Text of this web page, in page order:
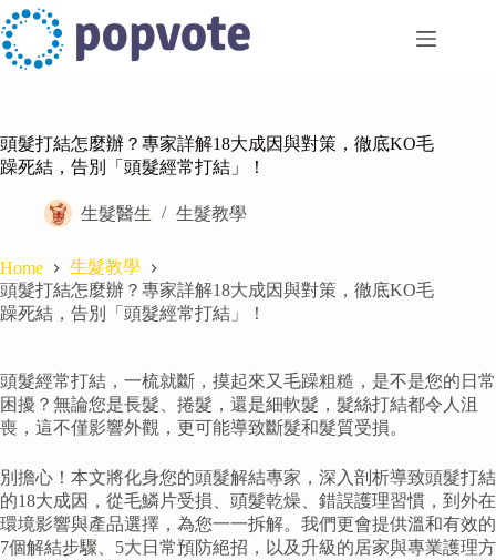
Skip
to
content
頭髮打結怎麼辦？專家詳解18大成因與對策，徹底KO毛
躁死結，告別「頭髮經常打結」！
生髮醫生 生髮教學
Home
生髮教學
頭髮打結怎麼辦？專家詳解18大成因與對策，徹底KO毛
躁死結，告別「頭髮經常打結」！
頭髮經常打結，一梳就斷，摸起來又毛躁粗糙，是不是您的日常
困擾？無論您是長髮、捲髮，還是細軟髮，髮絲打結都令人沮
喪，這不僅影響外觀，更可能導致斷髮和髮質受損。
別擔心！本文將化身您的頭髮解結專家，深入剖析導致頭髮打結
的18大成因，從毛鱗片受損、頭髮乾燥、錯誤護理習慣，到外在
環境影響與產品選擇，為您一一拆解。我們更會提供溫和有效的
7個解結步驟、5大日常預防絕招，以及升級的居家與專業護理方